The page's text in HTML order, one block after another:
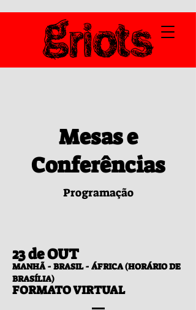
Mesas e
Conferências
Programação
23 de OUT
MANHÃ - BRASIL - ÁFRICA (HORÁRIO DE
BRASÍLIA)
FORMATO VIRTUAL